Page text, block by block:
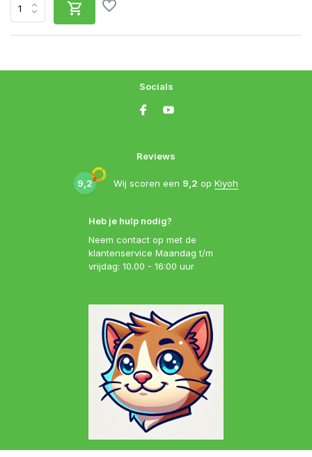
Heb je hulp nodig?
Neem contact op met de
klantenservice Maandag t/m
vrijdag: 10.00 - 16:00 uur
Reviews
9,2 Wij scoren een 9,2 op Kiyoh
Socials